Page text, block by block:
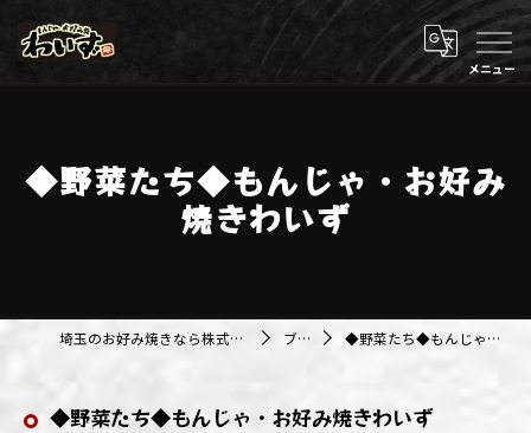
◆野菜たち◆もんじゃ・お好み
焼きわいず
埼玉のお好み焼きなら株式会社アジルカンパニー ブログ ◆野菜たち◆もんじゃ・お好み焼きわいず
◆野菜たち◆もんじゃ・お好み焼きわいず